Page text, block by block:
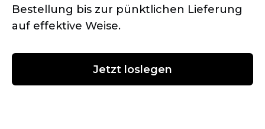
Bestellung bis zur pünktlichen Lieferung
auf effektive Weise.
Jetzt loslegen